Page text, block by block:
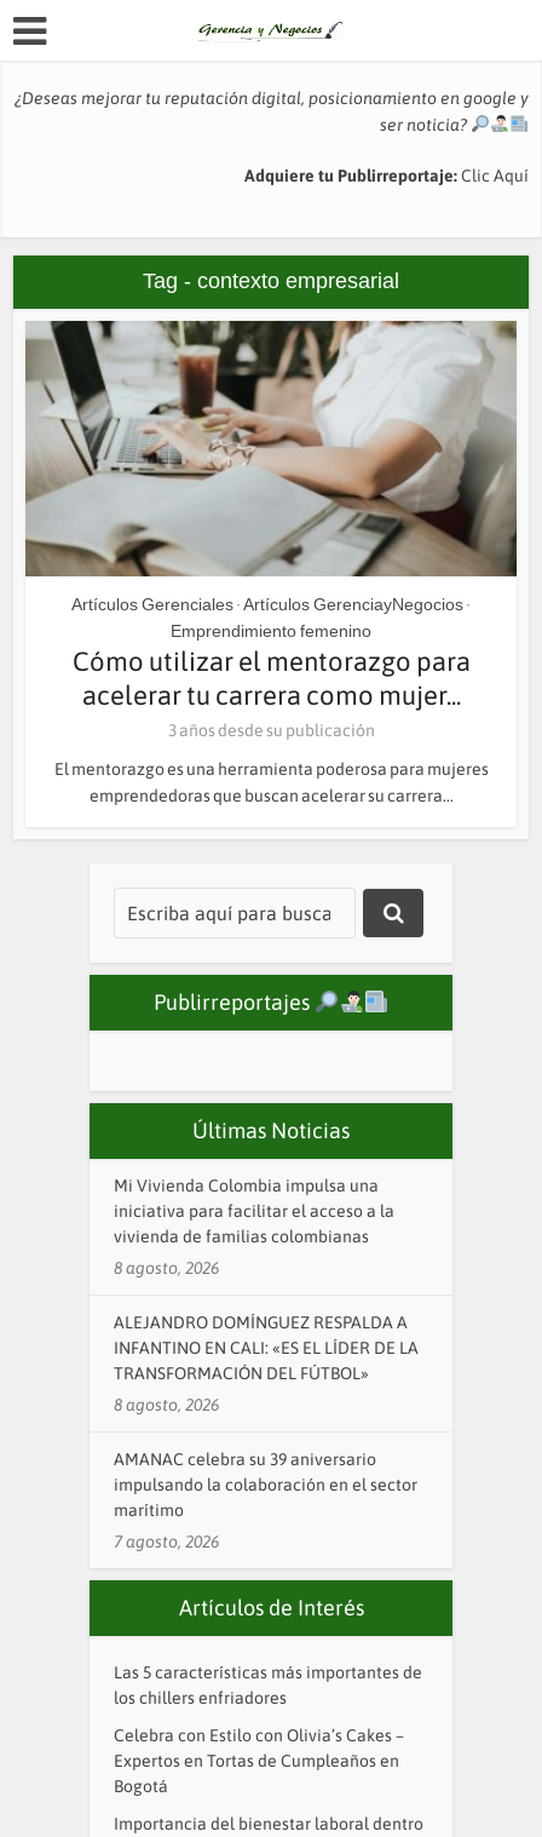
¿Deseas mejorar tu reputación digital, posicionamiento en google y
ser noticia?
Adquiere tu Publirreportaje:Clic Aquí
Tag - contexto empresarial
Artículos Gerenciales • Artículos GerenciayNegocios •
Emprendimiento femenino
Cómo utilizar el mentorazgo para
acelerar tu carrera como mujer...
3 años desde su publicación
El mentorazgo es una herramienta poderosa para mujeres
emprendedoras que buscan acelerar su carrera...
Publirreportajes
Últimas Noticias
Mi Vivienda Colombia impulsa una
iniciativa para facilitar el acceso a la
vivienda de familias colombianas
8 agosto, 2026
ALEJANDRO DOMÍNGUEZ RESPALDA A
INFANTINO EN CALI: «ES EL LÍDER DE LA
TRANSFORMACIÓN DEL FÚTBOL»
8 agosto, 2026
AMANAC celebra su 39 aniversario
impulsando la colaboración en el sector
marítimo
7 agosto, 2026
Artículos de Interés
Las 5 características más importantes de
los chillers enfriadores
Celebra con Estilo con Olivia’s Cakes –
Expertos en Tortas de Cumpleaños en
Bogotá
Importancia del bienestar laboral dentro